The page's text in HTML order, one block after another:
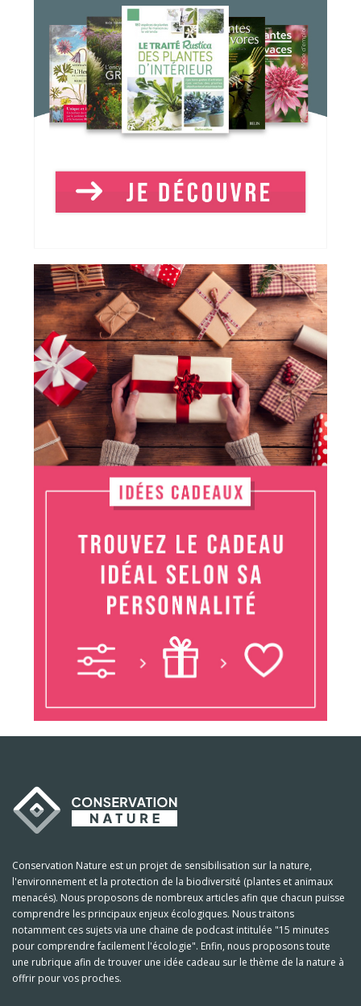
Conservation Nature est un projet de sensibilisation sur la nature,
l'environnement et la protection de la biodiversité (plantes et animaux
menacés). Nous proposons de nombreux articles afin que chacun puisse
comprendre les principaux enjeux écologiques. Nous traitons
notamment ces sujets via une chaine de podcast intitulée "15 minutes
pour comprendre facilement l'écologie". Enfin, nous proposons toute
une rubrique afin de trouver une idée cadeau sur le thème de la nature à
offrir pour vos proches.